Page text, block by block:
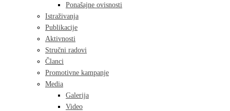
Ponašajne ovisnosti
Istraživanja
Publikacije
Aktivnosti
Stručni radovi
Članci
Promotivne kampanje
Media
Galerija
Video